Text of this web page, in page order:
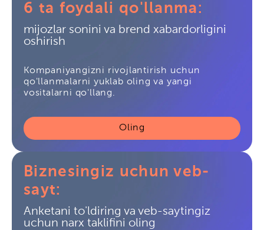
6 ta foydali qo'llanma:
mijozlar sonini va brend xabardorligini
oshirish
Kompaniyangizni rivojlantirish uchun
qo'llanmalarni yuklab oling va yangi
vositalarni qo'llang.
Oling
Biznesingiz uchun veb-
sayt:
Anketani to'ldiring va veb-saytingiz
uchun narx taklifini oling